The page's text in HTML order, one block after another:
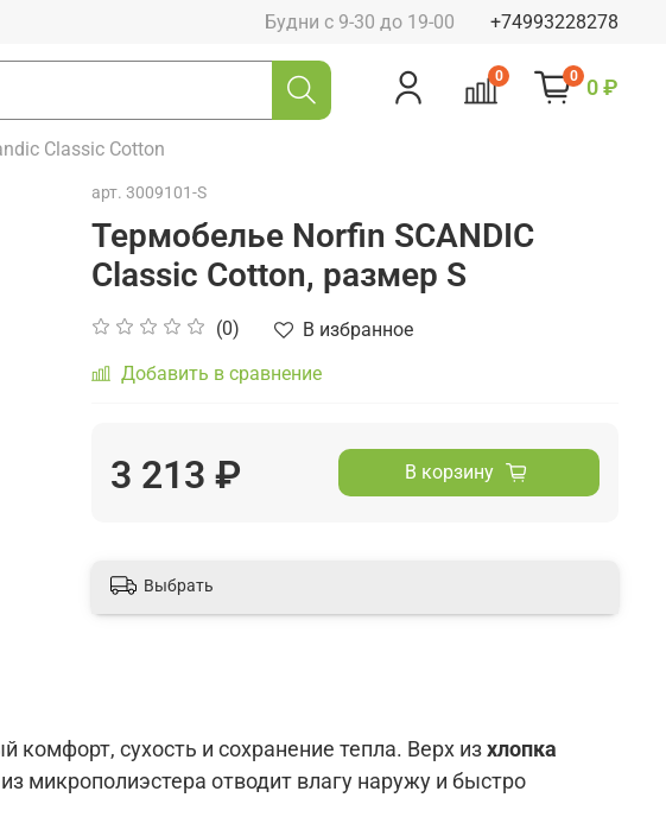
Будни с 9-30 до 19-00 +74993228278
0 0 0 ₽
Classic Cotton
арт. 3009101-S
Термобелье Norfin SCANDIC
Classic Cotton, размер S
(0)
В избранное
Добавить в сравнение
3 213 ₽ В корзину
Выбрать
сухость и сохранение тепла. Верх изхлопка
микрополиэстера отводит влагу наружу и быстро